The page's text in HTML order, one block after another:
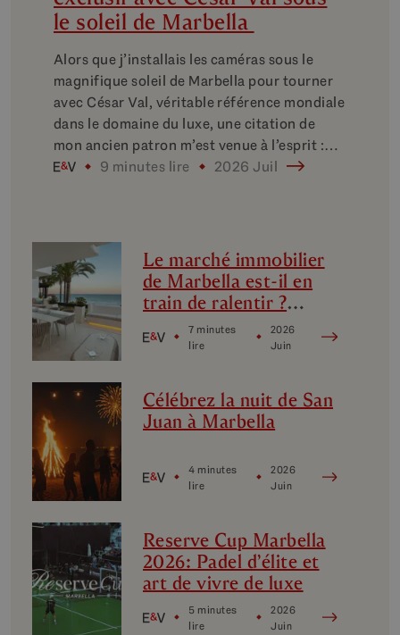
le soleil de Marbella
Alors que j’installais les caméras sous le
magnifique soleil de Marbella pour tourner
avec César Val, véritable référence mondiale
dans le domaine du luxe, une citation de
mon ancien patron m’est venue à l’esprit :…
9 minutes lire
2026 Juil
Le marché immobilier
de Marbella est-il en
train de ralentir ?
Décryptage des micro-
marchés du luxe à
7 minutes
lire
2026
Juin
Célébrez la nuit de San
Juan à Marbella
4 minutes
lire
2026
Juin
Reserve Cup Marbella
2026: Padel d’élite et
art de vivre de luxe
5 minutes
lire
2026
Juin